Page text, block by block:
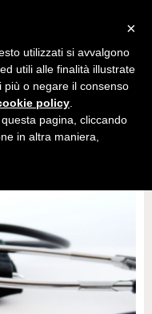
×
utilizzati si avvalgono
utili alle finalità illustrate
più o negare il consenso
policy.
pagina, cliccando
in altra maniera,